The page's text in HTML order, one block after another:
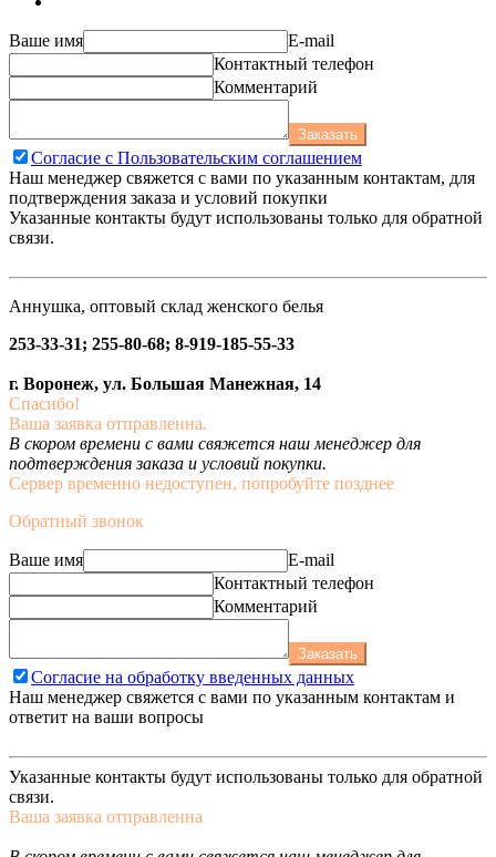
Ваше имя
E-mail
Контактный телефон
Комментарий
Заказать
Согласие с Пользовательским соглашением
Наш менеджер свяжется с вами по указанным контактам, для
подтверждения заказа и условий покупки
Указанные контакты будут использованы только для обратной
связи.
Аннушка, оптовый склад женского белья
253-33-31; 255-80-68; 8-919-185-55-33
г. Воронеж, ул. Большая Манежная, 14
Спасибо!
Ваша заявка отправленна.
В скором времени с вами свяжется наш менеджер для
подтверждения заказа и условий покупки.
Сервер временно недоступен, попробуйте позднее
Обратный звонок
Ваше имя
E-mail
Контактный телефон
Комментарий
Заказать
Согласие на обработку введенных данных
Наш менеджер свяжется с вами по указанным контактам и
ответит на ваши вопросы
Указанные контакты будут использованы только для обратной
связи.
Ваша заявка отправленна